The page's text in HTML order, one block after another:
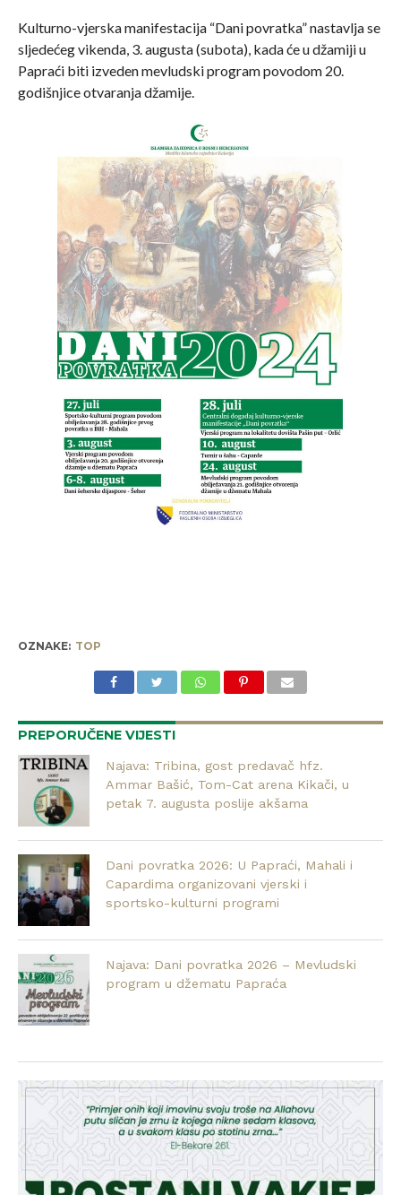
Kulturno-vjerska manifestacija “Dani povratka” nastavlja se
sljedećeg vikenda, 3. augusta (subota), kada će u džamiji u
Papraći biti izveden mevludski program povodom 20.
godišnjice otvaranja džamije.
OZNAKE: TOP
PREPORUČENE VIJESTI
Najava: Tribina, gost predavač hfz.
Ammar Bašić, Tom-Cat arena Kikači, u
petak 7. augusta poslije akšama
Dani povratka 2026: U Papraći, Mahali i
Capardima organizovani vjerski i
sportsko-kulturni programi
Najava: Dani povratka 2026 – Mevludski
program u džematu Papraća